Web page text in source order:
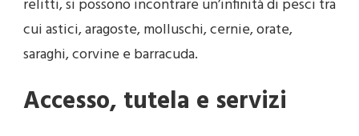
relitti, si possono incontrare un’infinità di pesci tra
cui astici, aragoste, molluschi, cernie, orate,
saraghi, corvine e barracuda.
Accesso, tutela e servizi